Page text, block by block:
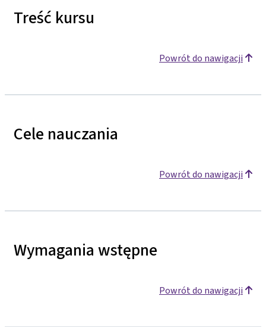
Treść kursu
Powrót do nawigacji
Cele nauczania
Powrót do nawigacji
Wymagania wstępne
Powrót do nawigacji